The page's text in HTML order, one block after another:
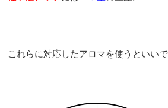
これらに対応したアロマを使うといいで